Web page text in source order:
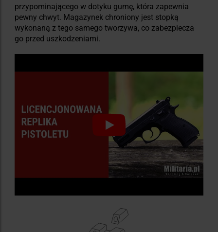
przypominającego w dotyku gumę, która zapewnia
pewny chwyt. Magazynek chroniony jest stopką
wykonaną z tego samego tworzywa, co zabezpiecza
go przed uszkodzeniami.